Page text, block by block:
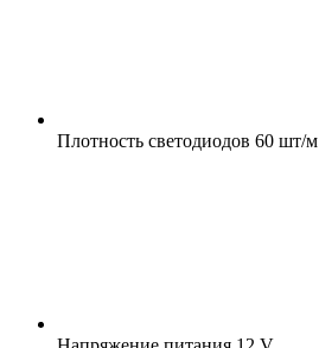
Плотность светодиодов 60 шт/м